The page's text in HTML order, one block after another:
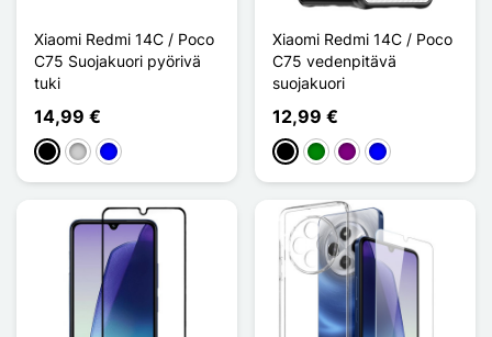
Xiaomi Redmi 14C / Poco
C75 Suojakuori pyörivä
tuki
14,99 €
MustaArgentéSininen
Xiaomi Redmi 14C / Poco
C75 vedenpitävä
suojakuori
12,99 €
MustaVihreäVioletSininen